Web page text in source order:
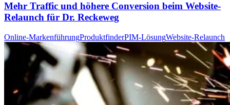
Mehr Traffic und höhere Conversion beim Website-
Relaunch für Dr. Reckeweg
Online-MarkenführungProduktfinderPIM-LösungWebsite-Relaunch